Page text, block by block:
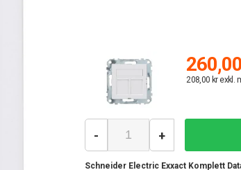
208,00 kr exkl.
Schneider Electric Exxact Komplett
- +